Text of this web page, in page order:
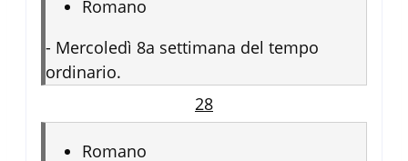
Romano
- Mercoledì 8a settimana del tempo
ordinario.
28
Romano